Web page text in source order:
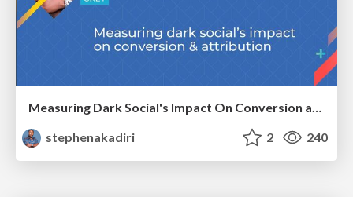
Measuring Dark Social's Impact On Conversion and Attribution
stephenakadiri
2 240